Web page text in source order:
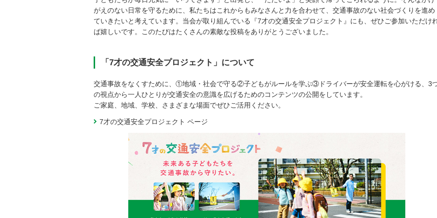
がえのない日常を守るために、私たちはこれからもみなさんと力を合わせて、交通事故のない社会づくりを進め
ていきたいと考えています。当会が取り組んでいる『7才の交通安全プロジェクト』にも、ぜひご参加いただけ
ば嬉しいです。このたびはたくさんの素敵な投稿をありがとうございました。
「7才の交通安全プロジェクト」について
交通事故をなくすために、①地域・社会で守る②子どもがルールを学ぶ③ドライバーが安全運転を心がける、3
の視点から一人ひとりが交通安全の意識を広げるためのコンテンツの公開をしています。
ご家庭、地域、学校、さまざまな場面でぜひご活用ください。
7才の交通安全プロジェクト ページ